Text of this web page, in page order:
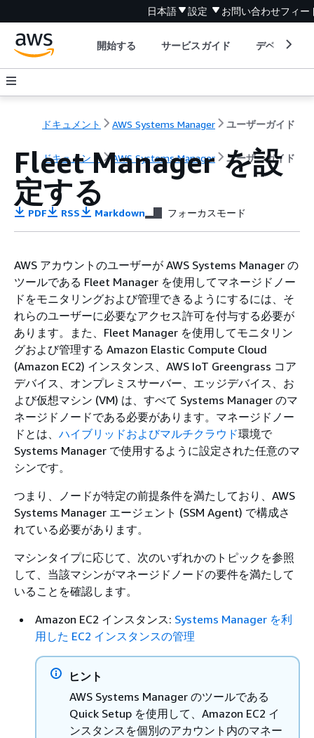
日本語 設定 お問い合わせフィー
開始する サービスガイド デベロッパ
ドキュメント AWS Systems Manager ユーザーガイド
ドキュメント AWS Systems Manager ユーザーガイド
Fleet Manager を設
定する
PDF RSS Markdown フォーカスモード
AWS アカウントのユーザーが AWS Systems Manager の
ツールである Fleet Manager を使用してマネージドノー
ドをモニタリングおよび管理できるようにするには、そ
れらのユーザーに必要なアクセス許可を付与する必要が
あります。また、Fleet Manager を使用してモニタリン
グおよび管理する Amazon Elastic Compute Cloud
(Amazon EC2) インスタンス、AWS IoT Greengrass コア
デバイス、オンプレミスサーバー、エッジデバイス、お
よび仮想マシン (VM) は、すべて Systems Manager のマ
ネージドノードである必要があります。マネージドノー
ドとは、 ハイブリッドおよびマルチクラウド環境で
Systems Manager で使用するように設定された任意のマ
シンです。
つまり、ノードが特定の前提条件を満たしており、AWS
Systems Manager エージェント (SSM Agent) で構成さ
れている必要があります。
マシンタイプに応じて、次のいずれかのトピックを参照
して、当該マシンがマネージドノードの要件を満たして
いることを確認します。
Amazon EC2 インスタンス: Systems Manager を利
用した EC2 インスタンスの管理
ヒント
AWS Systems Manager のツールである
Quick Setup を使用して、Amazon EC2 イ
ンスタンスを個別のアカウント内のマネー